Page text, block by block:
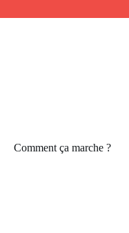
Comment ça marche ?​